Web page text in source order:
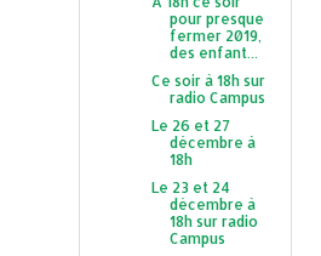
pour presque
fermer 2019,
des enfant...
Ce soir à 18h sur
radio Campus
Le 26 et 27
décembre à
18h
Le 23 et 24
décembre à
18h sur radio
Campus